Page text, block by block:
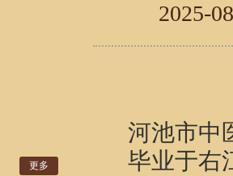
更多
2025-
河池市中
毕业于右